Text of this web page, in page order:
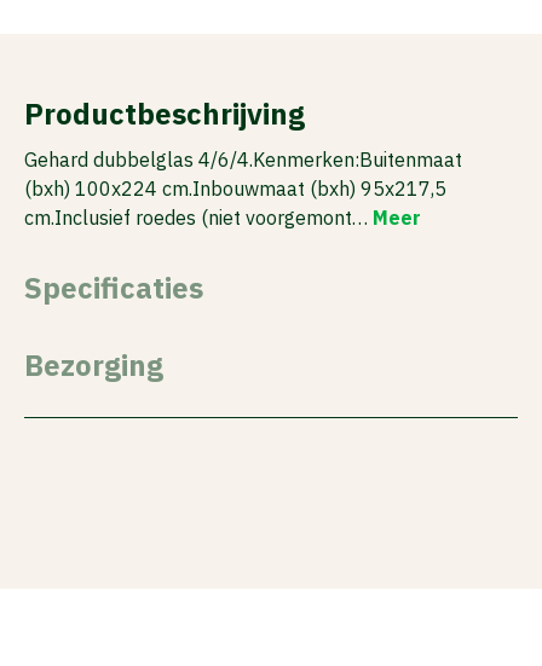
Productbeschrijving
Gehard dubbelglas 4/6/4.Kenmerken:Buitenmaat
(bxh) 100x224 cm.Inbouwmaat (bxh) 95x217,5
cm.Inclusief roedes (niet voorgemont… Meer
Specificaties
Bezorging